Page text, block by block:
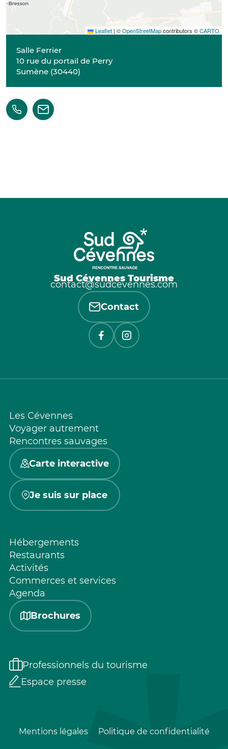
Leaflet | ©OpenStreetMapcontributors ©CARTO
Salle Ferrier
10 rue du portail de Perry
Sumène (30440)
Sud Cévennes Tourisme
contact@sudcevennes.com
Contact
Les Cévennes
Voyager autrement
Rencontres sauvages
Carte interactive
Je suis sur place
Hébergements
Restaurants
Activités
Commerces et services
Agenda
Brochures
Professionnels du tourisme
Espace presse
Mentions légales Politique de confidentialité